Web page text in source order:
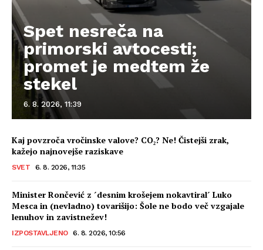
Spet nesreča na
primorski avtocesti;
promet je medtem že
stekel
6. 8. 2026, 11:39
Kaj povzroča vročinske valove? CO₂? Ne! Čistejši zrak,
kažejo najnovejše raziskave
SVET 6. 8. 2026, 11:35
Minister Rončević z ´desnim krošejem nokavtiral´ Luko
Mesca in (nevladno) tovarišijo: Šole ne bodo več vzgajale
lenuhov in zavistnežev!
IZPOSTAVLJENO 6. 8. 2026, 10:56